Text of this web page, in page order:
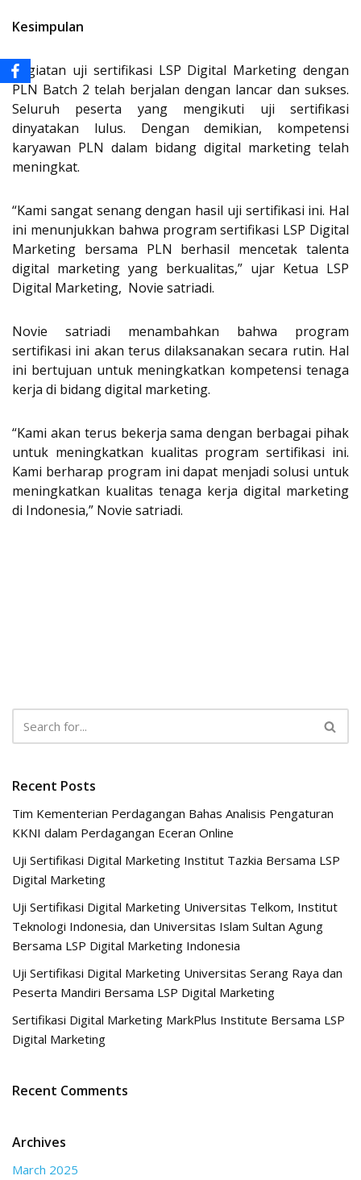
Kesimpulan
Kegiatan uji sertifikasi LSP Digital Marketing dengan
PLN Batch 2 telah berjalan dengan lancar dan sukses.
Seluruh peserta yang mengikuti uji sertifikasi
dinyatakan lulus. Dengan demikian, kompetensi
karyawan PLN dalam bidang digital marketing telah
meningkat.
“Kami sangat senang dengan hasil uji sertifikasi ini. Hal
ini menunjukkan bahwa program sertifikasi LSP Digital
Marketing bersama PLN berhasil mencetak talenta
digital marketing yang berkualitas,” ujar Ketua LSP
Digital Marketing, Novie satriadi.
Novie satriadi menambahkan bahwa program
sertifikasi ini akan terus dilaksanakan secara rutin. Hal
ini bertujuan untuk meningkatkan kompetensi tenaga
kerja di bidang digital marketing.
“Kami akan terus bekerja sama dengan berbagai pihak
untuk meningkatkan kualitas program sertifikasi ini.
Kami berharap program ini dapat menjadi solusi untuk
meningkatkan kualitas tenaga kerja digital marketing
di Indonesia,” Novie satriadi.
Recent Posts
Tim Kementerian Perdagangan Bahas Analisis Pengaturan
KKNI dalam Perdagangan Eceran Online
Uji Sertifikasi Digital Marketing Institut Tazkia Bersama LSP
Digital Marketing
Uji Sertifikasi Digital Marketing Universitas Telkom, Institut
Teknologi Indonesia, dan Universitas Islam Sultan Agung
Bersama LSP Digital Marketing Indonesia
Uji Sertifikasi Digital Marketing Universitas Serang Raya dan
Peserta Mandiri Bersama LSP Digital Marketing
Sertifikasi Digital Marketing MarkPlus Institute Bersama LSP
Digital Marketing
Recent Comments
Archives
March 2025